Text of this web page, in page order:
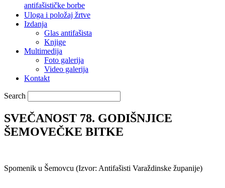
antifašističke borbe
Uloga i položaj žrtve
Izdanja
Glas antifašista
Knjige
Multimedija
Foto galerija
Video galerija
Kontakt
Search
SVEČANOST 78. GODIŠNJICE
ŠEMOVEČKE BITKE
Spomenik u Šemovcu (Izvor: Antifašisti Varaždinske županije)